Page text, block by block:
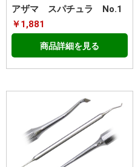
アザマ スパチュラ No.1
￥1,881
商品詳細を見る